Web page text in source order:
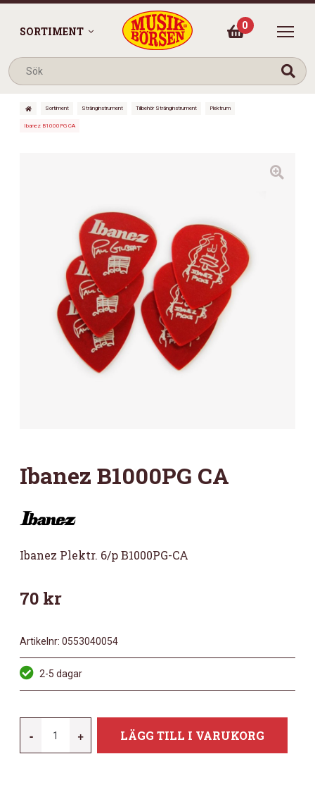
SORTIMENT 0
Sortiment Stränginstrument Tillbehör Stränginstrument Plektrum
Ibanez B1000PG CA
Ibanez B1000PG CA
Ibanez Plektr. 6/p B1000PG-CA
70 kr
Artikelnr: 0553040054
2-5 dagar
-
B1000PG
+ LÄGG TILL I VARUKORG